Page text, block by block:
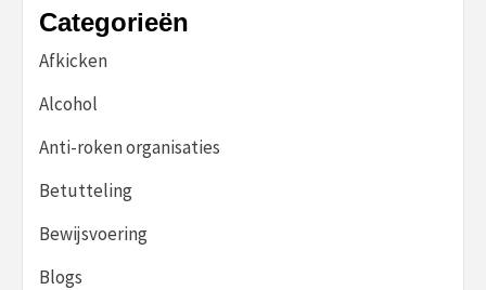
Categorieën
Afkicken
Alcohol
Anti-roken organisaties
Betutteling
Bewijsvoering
Blogs